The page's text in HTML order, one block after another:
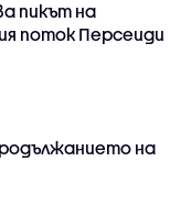
пикът на
поток Персеиди
на